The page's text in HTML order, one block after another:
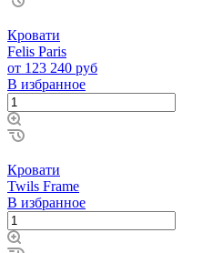
Кровати
Felis Paris
от 123 240 руб
В избранное
Кровати
Twils Frame
В избранное